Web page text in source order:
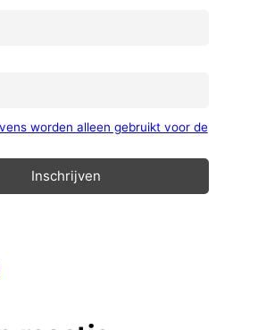
worden alleen gebruikt voor de